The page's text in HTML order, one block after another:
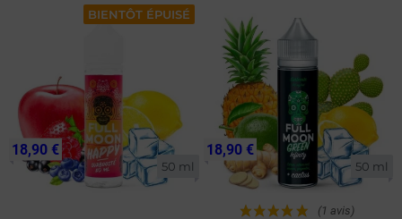
BIENTÔT ÉPUISÉ
50 ml
18,90 €
50 ml
(1 avis)
18,90 €